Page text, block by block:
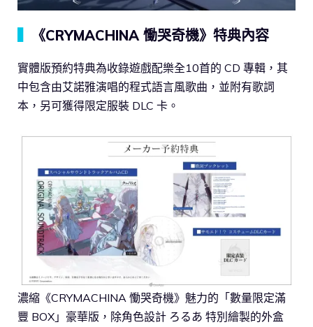
《CRYMACHINA 慟哭奇機》特典內容
實體版預約特典為收錄遊戲配樂全10首的 CD 專輯，其
中包含由艾諾雅演唱的程式語言風歌曲，並附有歌詞
本，另可獲得限定服裝 DLC 卡。
濃縮《CRYMACHINA 慟哭奇機》魅力的「數量限定滿
豐 BOX」豪華版，除角色設計 ろるあ 特別繪製的外盒